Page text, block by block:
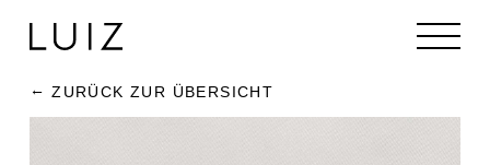
ZURÜCK ZUR ÜBERSICHT